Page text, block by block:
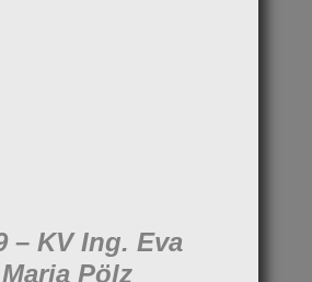
– KV Ing. Eva
Maria Pölz